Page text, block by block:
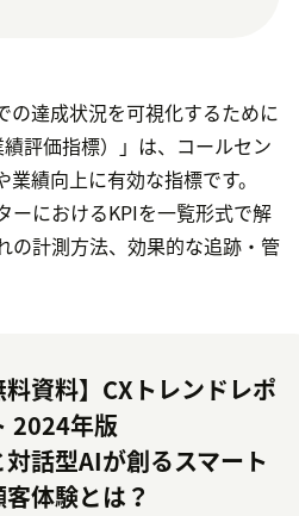
の達成状況を可視化するために
評価指標）」は、コールセン
績向上に有効な指標です。
ーにおけるKPIを一覧形式で解
の計測方法、効果的な追跡・管
料資料】CXトレンドレポ
2024年版
話型AIが創るスマート
体験とは？